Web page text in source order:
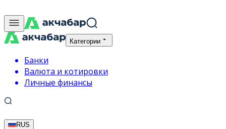
Категории
Банки
Валюта и котировки
Личные финансы
RUS